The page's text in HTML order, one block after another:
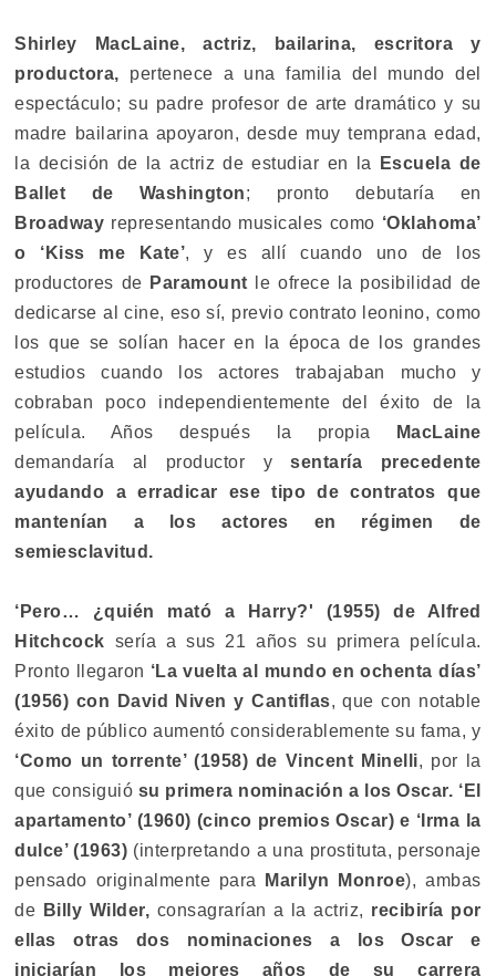
Shirley MacLaine, actriz, bailarina, escritora y
productora, pertenece a una familia del mundo del
espectáculo; su padre profesor de arte dramático y su
madre bailarina apoyaron, desde muy temprana edad,
la decisión de la actriz de estudiar en la
Escuela de
Ballet de Washington; pronto debutaría en
Broadway representando musicales como ‘Oklahoma’
o ‘Kiss me Kate’, y es allí cuando uno de los
productores de Paramount le ofrece la posibilidad de
dedicarse al cine, eso sí, previo contrato leonino, como
los que se solían hacer en la época de los grandes
estudios cuando los actores trabajaban mucho y
cobraban poco independientemente del éxito de la
película. Años después la propia MacLaine
demandaría al productor ysentaría precedente
ayudando a erradicar ese tipo de contratos que
mantenían a los actores en régimen de
semiesclavitud.
‘Pero… ¿quién mató a Harry?' (1955) de Alfred
Hitchcock sería a sus 21 años su primera película.
Pronto llegaron ‘La vuelta al mundo en ochenta días’
(1956) con David Niven y Cantiflas, que con notable
éxito de público aumentó considerablemente su fama, y
‘Como un torrente’ (1958) de Vincent Minelli, por la
que consiguió su primera nominación a los Oscar. ‘El
apartamento’ (1960) (cinco premios Oscar) e ‘Irma la
dulce’ (1963) (interpretando a una prostituta, personaje
pensado originalmente para
Marilyn Monroe), ambas
de Billy Wilder, consagrarían a la actriz, recibiría por
ellas otras dos nominaciones a los Oscar e
iniciarían los mejores años de su carrera